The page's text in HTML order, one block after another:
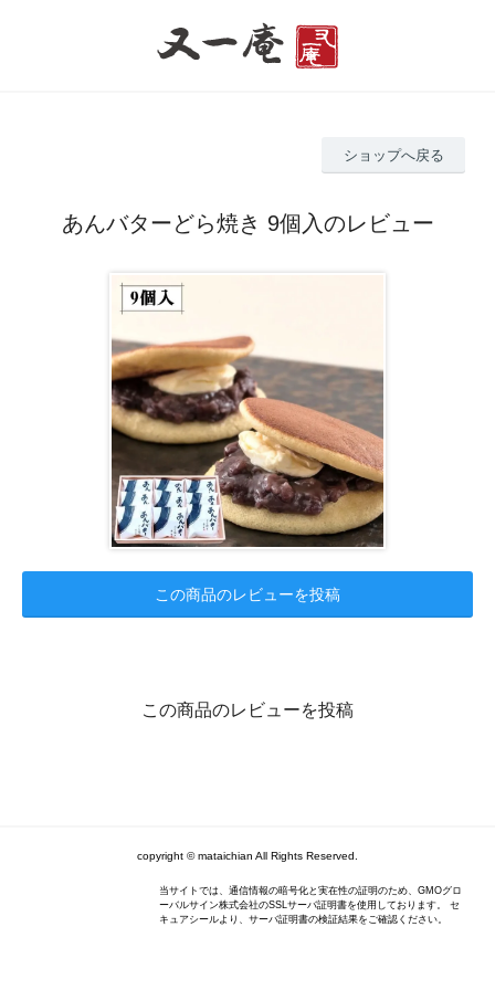
ショップへ戻る
あんバターどら焼き 9個入のレビュー
この商品のレビューを投稿
この商品のレビューを投稿
copyright © mataichian All Rights Reserved.
当サイトでは、通信情報の暗号化と実在性の証明のため、GMOグロ
ーバルサイン株式会社のSSLサーバ証明書を使用しております。 セ
キュアシールより、サーバ証明書の検証結果をご確認ください。